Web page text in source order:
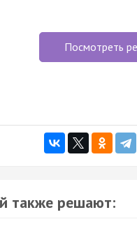
Посмотреть
также решают: